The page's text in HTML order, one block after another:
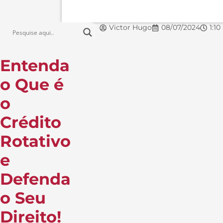
Victor Hugo 08/07/2024
Entenda
o Que é
o
Crédito
Rotativo
e
Defenda
o Seu
Direito!